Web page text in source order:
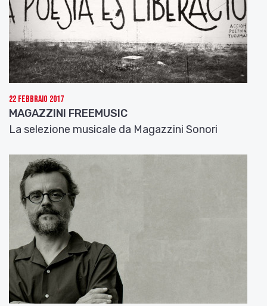
22 Febbraio 2017
MAGAZZINI FREEMUSIC
La selezione musicale da Magazzini Sonori